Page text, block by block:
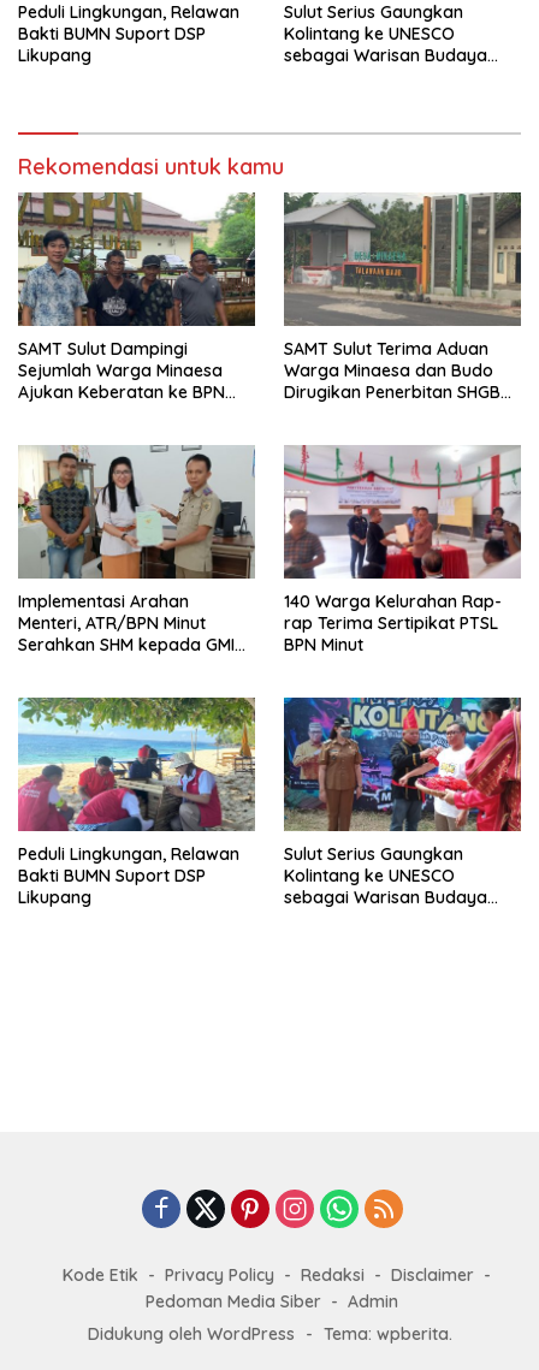
Peduli Lingkungan, Relawan
Bakti BUMN Suport DSP
Sulut Serius Gaungkan
Kolintang ke UNESCO
sebagai Warisan Budaya
Rekomendasi untuk kamu
SAMT Sulut Dampingi
Sejumlah Warga Minaesa
Ajukan Keberatan ke BPN
SAMT Sulut Terima Aduan
Warga Minaesa dan Budo
Dirugikan Penerbitan SHGB
Implementasi Arahan
Menteri, ATR/BPN Minut
Serahkan SHM kepada GMIM
140 Warga Kelurahan Rap-
rap Terima Sertipikat PTSL
BPN Minut
Peduli Lingkungan, Relawan
Bakti BUMN Suport DSP
Sulut Serius Gaungkan
Kolintang ke UNESCO
sebagai Warisan Budaya
Kode Etik Privacy Policy Redaksi
Disclaimer
Pedoman Media Siber
Admin
Didukung oleh WordPress
- Tema: wpberita.